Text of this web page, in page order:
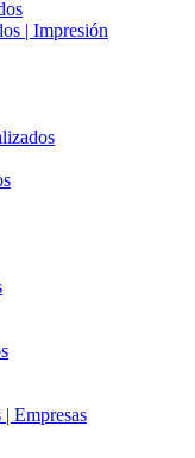
| Impresión
Empresas